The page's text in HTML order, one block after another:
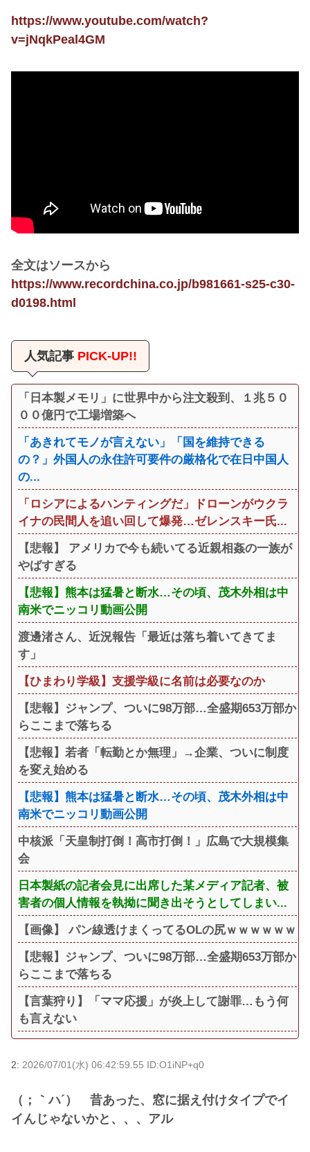
https://www.youtube.com/watch?
v=jNqkPeal4GM
全文はソースから
https://www.recordchina.co.jp/b981661-s25-c30-
d0198.html
人気記事PICK-UP!!
「日本製メモリ」に世界中から注文殺到、１兆５０
００億円で工場増築へ
「あきれてモノが言えない」「国を維持できる
の？」外国人の永住許可要件の厳格化で在日中国人
の...
「ロシアによるハンティングだ」ドローンがウクラ
イナの民間人を追い回して爆発…ゼレンスキー氏...
【悲報】 アメリカで今も続いてる近親相姦の一族が
やばすぎる
【悲報】熊本は猛暑と断水…その頃、茂木外相は中
南米でニッコリ動画公開
渡邊渚さん、近況報告「最近は落ち着いてきてま
す」
【ひまわり学級】支援学級に名前は必要なのか
【悲報】ジャンプ、ついに98万部…全盛期653万部か
らここまで落ちる
【悲報】若者「転勤とか無理」→企業、ついに制度
を変え始める
【悲報】熊本は猛暑と断水…その頃、茂木外相は中
南米でニッコリ動画公開
中核派「天皇制打倒！高市打倒！」広島で大規模集
会
日本製紙の記者会見に出席した某メディア記者、被
害者の個人情報を執拗に聞き出そうとしてしまい...
【画像】 パン線透けまくってるOLの尻ｗｗｗｗｗｗ
【悲報】ジャンプ、ついに98万部…全盛期653万部か
らここまで落ちる
【言葉狩り】「ママ応援」が炎上して謝罪…もう何
も言えない
2: 2026/07/01(水) 06:42:59.55 ID:O1iNP+q0
（；｀ハ´） 昔あった、窓に据え付けタイプでイ
イんじゃないかと、、、アル